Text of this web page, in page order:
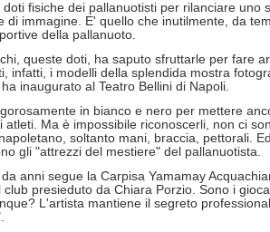
fisiche dei pallanuotisti per rilanciare uno
di immagine. E' quello che inutilmente, da
della pallanuoto.
chi, queste doti, ha saputo sfruttarle per fare
infatti, i modelli della splendida mostra
inaugurato al Teatro Bellini di Napoli.
in bianco e nero per mettere
atleti. Ma è impossibile riconoscerli, non ci
soltanto mani, braccia, pettorali.
gli "attrezzi del mestiere" del pallanuotista.
anni segue la Carpisa Yamamay
club presieduto da Chiara Porzio. Sono i
L'artista mantiene il segreto